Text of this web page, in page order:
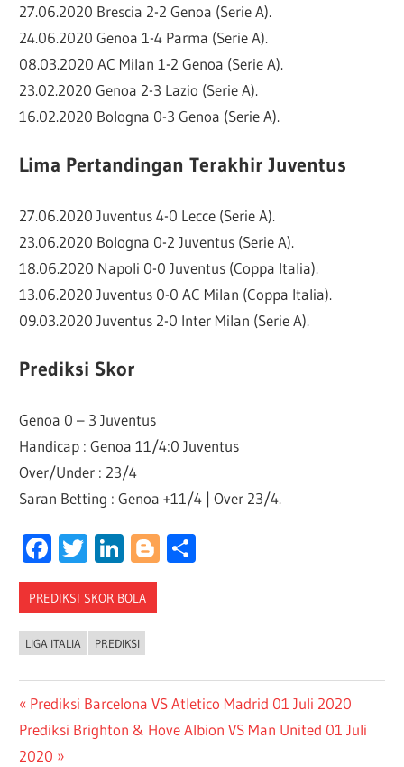
27.06.2020 Brescia 2-2 Genoa (Serie A).
24.06.2020 Genoa 1-4 Parma (Serie A).
08.03.2020 AC Milan 1-2 Genoa (Serie A).
23.02.2020 Genoa 2-3 Lazio (Serie A).
16.02.2020 Bologna 0-3 Genoa (Serie A).
Lima Pertandingan Terakhir Juventus
27.06.2020 Juventus 4-0 Lecce (Serie A).
23.06.2020 Bologna 0-2 Juventus (Serie A).
18.06.2020 Napoli 0-0 Juventus (Coppa Italia).
13.06.2020 Juventus 0-0 AC Milan (Coppa Italia).
09.03.2020 Juventus 2-0 Inter Milan (Serie A).
Prediksi Skor
Genoa 0 – 3 Juventus
Handicap : Genoa 11/4:0 Juventus
Over/Under : 23/4
Saran Betting : Genoa +11/4 | Over 23/4.
Facebook
Twitter
LinkedIn
Blogger
PREDIKSI SKOR BOLA
LIGA ITALIA PREDIKSI
Post
navigation
Previous
Post:
Prediksi Barcelona VS Atletico Madrid 01 Juli 2020
Next
Post:
Prediksi Brighton & Hove Albion VS Man United 01 Juli
2020